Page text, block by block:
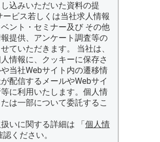
込みいただいた資料の提
ビス若しくは当社求人情報
ント・セミナー及び その他
提供、アンケート調査等の
ていただきます。 当社は、
情報に、クッキーに保存さ
当社Webサイト内の遷移情
配信するメールやWebサイ
に利用いたします。個人情
は一部について委託するこ
いに関する詳細は 「個人情
認ください。